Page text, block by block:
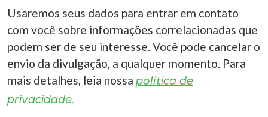
Usaremos seus dados para entrar em contato
com você sobre informações correlacionadas que
podem ser de seu interesse. Você pode cancelar o
envio da divulgação, a qualquer momento. Para
mais detalhes, leia nossa política de
privacidade.